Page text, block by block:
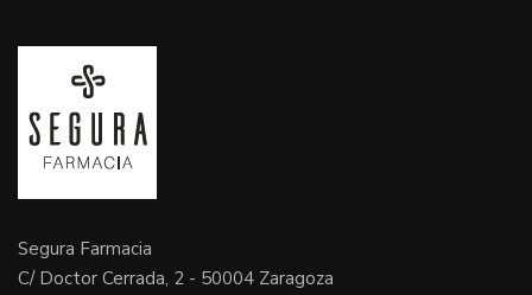
Segura Farmacia
C/ Doctor Cerrada, 2 - 50004 Zaragoza